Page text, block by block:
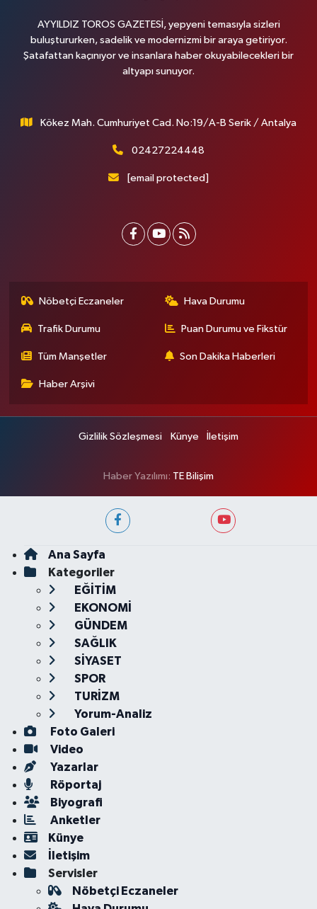
AYYILDIZ TOROS GAZETESİ, yepyeni temasıyla sizleri
buluştururken, sadelik ve modernizmi bir araya getiriyor.
Şatafattan kaçınıyor ve insanlara haber okuyabilecekleri bir
altyapı sunuyor.
Kökez Mah. Cumhuriyet Cad. No:19/A-B Serik / Antalya
02427224448
[email protected]
Nöbetçi Eczaneler Hava Durumu
Trafik Durumu Puan Durumu ve Fikstür
Tüm Manşetler Son Dakika Haberleri
Haber Arşivi
Gizlilik Sözleşmesi Künye İletişim
Haber Yazılımı: TE Bilişim
Ana Sayfa
Kategoriler
EĞİTİM
EKONOMİ
GÜNDEM
SAĞLIK
SİYASET
SPOR
TURİZM
Yorum-Analiz
Foto Galeri
Video
Yazarlar
Röportaj
Biyografi
Anketler
Künye
İletişim
Servisler
Nöbetçi Eczaneler